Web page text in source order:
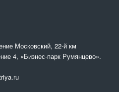
Московский, 22-й км
4, «Бизнес-парк Румянцево».